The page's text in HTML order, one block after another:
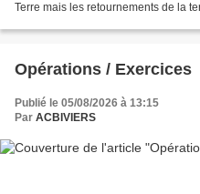
Terre mais les retournements de la
Opérations / Exercices
Publié le 05/08/2026 à 13:15
Par ACBIVIERS